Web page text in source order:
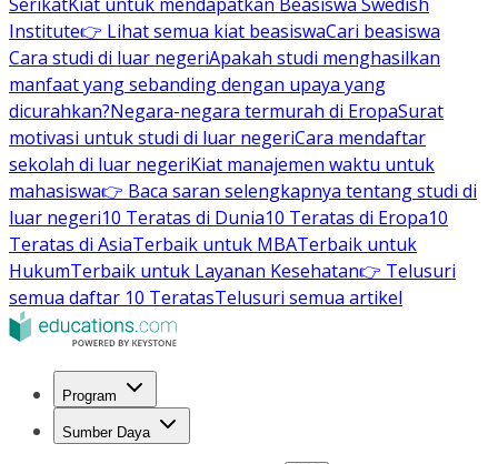
Institute👉 Lihat semua kiat beasiswaCari beasiswa
Cara studi di luar negeriApakah studi menghasilkan
manfaat yang sebanding dengan upaya yang
dicurahkan?Negara-negara termurah di EropaSurat
motivasi untuk studi di luar negeriCara mendaftar
sekolah di luar negeriKiat manajemen waktu untuk
mahasiswa👉 Baca saran selengkapnya tentang studi di
luar negeri10 Teratas di Dunia10 Teratas di Eropa10
Teratas di AsiaTerbaik untuk MBATerbaik untuk
HukumTerbaik untuk Layanan Kesehatan👉 Telusuri
semua daftar 10 TeratasTelusuri semua artikel
Program
Sumber Daya